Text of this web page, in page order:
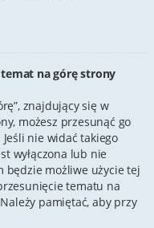
na górę strony
znajdujący się w
możesz przesunąć go
nie widać takiego
wyłączona lub nie
będzie możliwe użycie tej
tematu na
pamiętać, aby przy